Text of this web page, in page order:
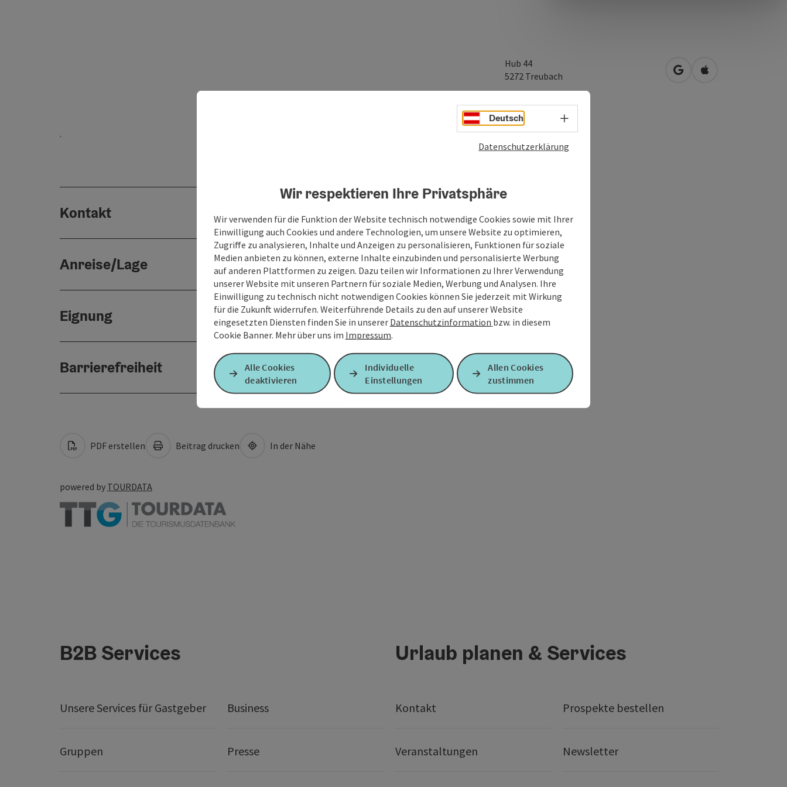
Hub 44
5272 Treubach in Google Maps öffnen
in Apple Maps
.
Kontakt
Anreise/Lage
Eignung
Barrierefreiheit
PDF erstellen Beitrag drucken In der Nähe
powered by TOURDATA
B2B Services
Unsere Services für Gastgeber Business
Gruppen Presse
Urlaub planen & Services
Kontakt Prospekte bestellen
Veranstaltungen Newsletter
Deutsch Sprachwahl - Menü öffnen
Datenschutzerklärung
Wir respektieren Ihre Privatsphäre
Wir verwenden für die Funktion der Website technisch notwendige Cookies sowie mit Ihrer
Einwilligung auch Cookies und andere Technologien, um unsere Website zu optimieren,
Zugriffe zu analysieren, Inhalte und Anzeigen zu personalisieren, Funktionen für soziale
Medien anbieten zu können, externe Inhalte einzubinden und personalisierte Werbung
auf anderen Plattformen zu zeigen. Dazu teilen wir Informationen zu Ihrer Verwendung
unserer Website mit unseren Partnern für soziale Medien, Werbung und Analysen. Ihre
Einwilligung zu technisch nicht notwendigen Cookies können Sie jederzeit mit Wirkung
für die Zukunft widerrufen. Weiterführende Details zu den auf unserer Website
eingesetzten Diensten finden Sie in unserer Datenschutzinformation bzw. in diesem
Cookie Banner. Mehr über uns im Impressum.
Alle Cookies
deaktivieren
Individuelle
Einstellungen
Allen Cookies
zustimmen